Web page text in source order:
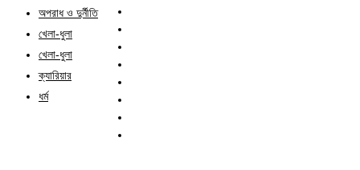
অপরাধ ও দুর্নীতি
খেলা-ধুলা
খেলা-ধুলা
ক্যারিয়ার
ধর্ম